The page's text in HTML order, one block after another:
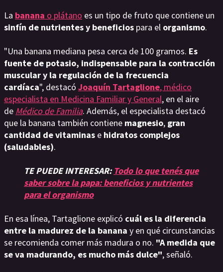
La banana o plátano es un tipo de fruto que contiene un
sinfín de nutrientes y beneficios para el organismo.
"Una banana mediana pesa cerca de 100 gramos. Es
fuente de potasio, indispensable para la contracción
muscular y la regulación de la frecuencia
cardíaca", destacó Joaquín Tartaglione, médico
especialista en Medicina Familiar y General, en el aire
de Médico de Familia. Además, el especialista destacó
que la banana también contiene magnesio, gran
cantidad de vitaminas e hidratos complejos
(saludables).
TE PUEDE INTERESAR: Todo lo que tenés que
saber sobre la papa: beneficios y nutrientes
para el organismo
En esa línea, Tartaglione explicó cuál es la diferencia
entre la madurez de la banana y en qué circunstancias
se recomienda comer más madura o no. "A medida que
se va madurando, es mucho más dulce", señaló.